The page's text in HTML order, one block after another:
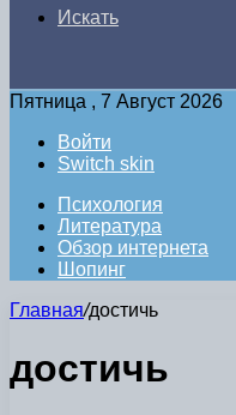
Искать
Пятница , 7 Август 2026
Войти
Switch skin
Психология
Литература
Обзор интернета
Шопинг
Главная/достичь
достичь